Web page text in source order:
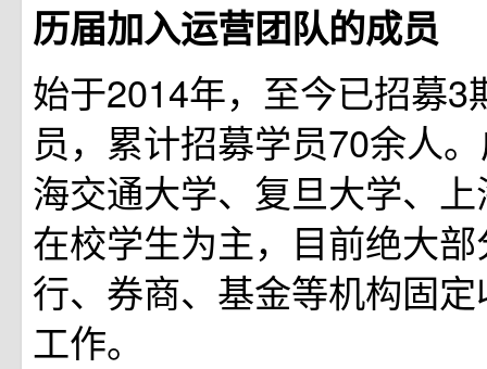
历届加入运营团队的成员
始于2014年，至今已招募3
员，累计招募学员70余人
海交通大学、复旦大学、
在校学生为主，目前绝大
行、券商、基金等机构固
工作。